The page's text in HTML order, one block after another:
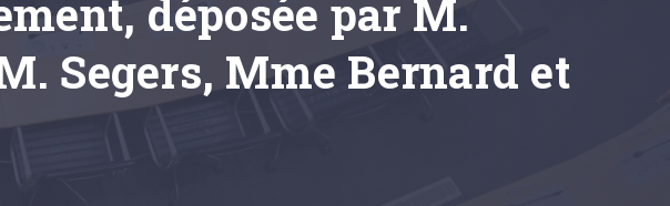
déposée par M.
Segers, Mme Bernard et